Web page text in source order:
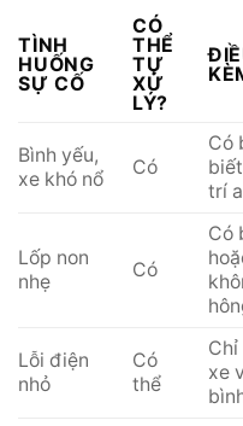
TÌNH
HUỐNG
SỰ CỐ
CÓ
THỂ
TỰ
XỬ
LÝ?
Bình yếu,
xe khó nổ
Có
Có
trí
Lốp non
nhẹ
Có
Có
Lỗi điện
nhỏ
Có
thể
xe